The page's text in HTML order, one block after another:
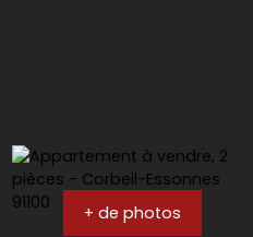
+ de photos